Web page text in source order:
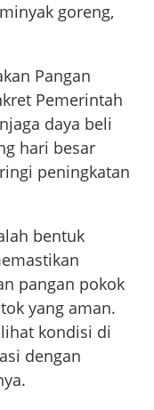
goreng,
Pangan
Pemerintah
daya beli
hari besar
peningkatan
bentuk
pangan pokok
yang aman.
kondisi di
dengan